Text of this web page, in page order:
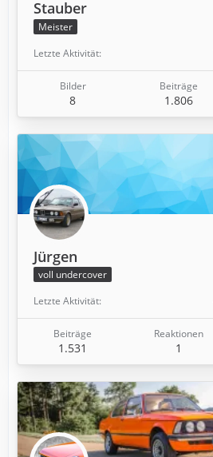
Stauber
Meister
Letzte Aktivität
Bilder
8
Beiträge
1.806
Jürgen
voll undercover
Letzte Aktivität
Beiträge
1.531
Reaktionen
1